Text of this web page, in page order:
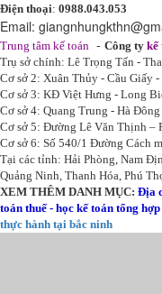
Điện thoại: 0988.043.053
Email:
Trung tâm kế toán - Công ty kế
Trụ sở chính: Lê Trọng Tấn -
Cơ sở 2: Xuân Thủy - Cầu Giấy -
Cơ sở 3: KĐ Việt Hưng - Long
Cơ sở 4: Quang Trung - Hà
Cơ sở 5: Đường Lê Văn Thịnh –
Cơ sở 6: Số 540/1 Đường Cách
Tại các tỉnh: Hải Phòng, Nam
Quảng Ninh, Thanh Hóa, Phú
XEM THÊM DANH MỤC: Địa
toán thuế- học kế toán tổng hợp
thực hành tại bắc ninh